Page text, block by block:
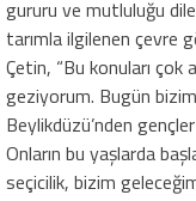
gururu ve mutluluğu
tarımla ilgilenen çevre
Çetin, “Bu konuları çok
geziyorum. Bugün
Beylikdüzü’nden
Onların bu yaşlarda
seçicilik, bizim